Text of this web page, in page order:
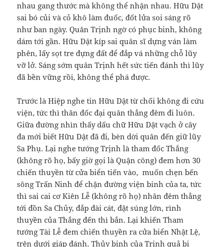
nhau gang thước mà không thể nhận nhau. Hữu Dật
sai bó củi và cỏ khô làm đuốc, đốt lửa soi sáng rõ
như ban ngày. Quân Trịnh ngờ có phục binh, không
dám tới gần. Hữu Dật kíp sai quân sĩ dựng ván làm
phên, lấy sọt tre đựng đất để đắp vá những chỗ lũy
vỡ lở. Sáng sớm quân Trịnh hết sức tiến đánh thì lũy
đã bền vững rồi, không thể phá được.
Trước là Hiệp nghe tin Hữu Dật từ chối không đi cứu
viện, tức thì thân đốc đại quân thẳng đêm đi luôn.
Giữa đường nhìn thấy dấu chữ Hữu Dật vạch ở cây
đa mới biết Hữu Dật đã đi, bèn dời quân đến giữ lũy
Sa Phụ. Lại nghe tướng Trịnh là tham đốc Thắng
(không rõ họ, bấy giờ gọi là Quận công) đem hơn 30
chiến thuyền từ cửa biển tiến vào, muốn chẹn bến
sông Trấn Ninh để chặn đường viện binh của ta, tức
thì sai cai cơ Kiên Lễ (không rõ họ) nhân đêm thẳng
tới đồn Sa Chủy, đắp đài cát, đặt súng lớn, rình
thuyền của Thắng đến thì bắn. Lại khiến Tham
tướng Tài Lễ đem chiến thuyền ra cửa biển Nhật Lệ,
trên dưới giáp đánh. Thủy binh của Trịnh quả bị